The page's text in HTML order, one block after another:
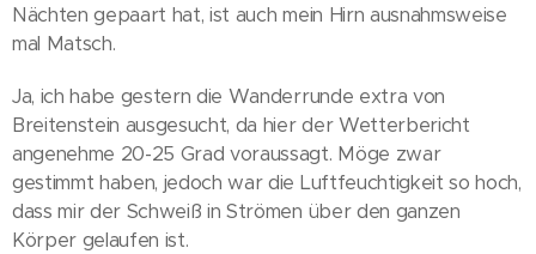
Nächten gepaart hat, ist auch mein Hirn ausnahmsweise
mal Matsch.
Ja, ich habe gestern die Wanderrunde extra von
Breitenstein ausgesucht, da hier der Wetterbericht
angenehme 20-25 Grad voraussagt. Möge zwar
gestimmt haben, jedoch war die Luftfeuchtigkeit so hoch,
dass mir der Schweiß in Strömen über den ganzen
Körper gelaufen ist.